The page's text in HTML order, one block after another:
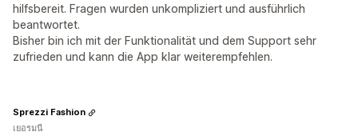
hilfsbereit. Fragen wurden unkompliziert und ausführlich
beantwortet.
Bisher bin ich mit der Funktionalität und dem Support sehr
zufrieden und kann die App klar weiterempfehlen.
Sprezzi Fashion
เยอรมนี